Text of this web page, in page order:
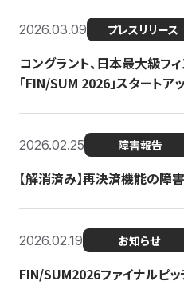
2026.03.09 プレスリリース
コングラント、日本最大級フ
「FIN/SUM 2026」スタートア
2026.02.25 障害報告
【解消済み】再決済機能の障
2026.02.19 お知らせ
FIN/SUM2026ファイナルピ